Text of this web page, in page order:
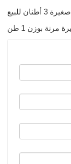
للبيع
مرنة بوزن 1 طن